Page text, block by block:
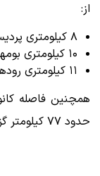
از:
۸ کیلومتری پردیس
۱۰ کیلومتری بومهن
۱۱ کیلومتری رودهن
حدود ۷۷ کیلومتر گزارش شده است.